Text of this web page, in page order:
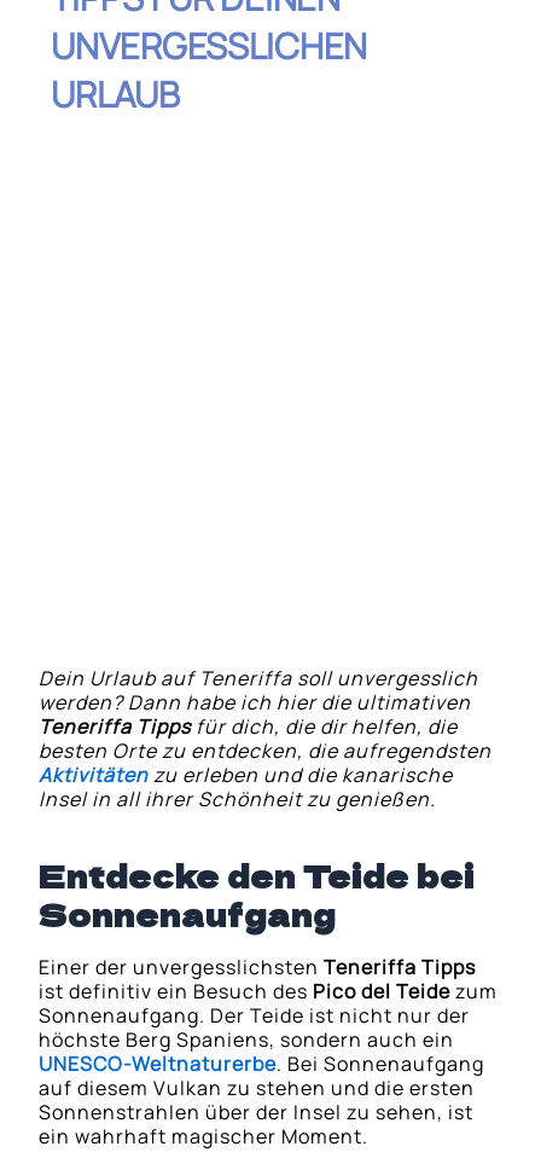
UNVERGESSLICHEN
URLAUB
Dein Urlaub auf Teneriffa soll unvergesslich
werden? Dann habe ich hier die ultimativen
Teneriffa Tippsfür dich, die dir helfen, die
besten Orte zu entdecken, die aufregendsten
Aktivitätenzu erleben und die kanarische
Insel in all ihrer Schönheit zu genießen.
Entdecke den Teide bei
Sonnenaufgang
Einer der unvergesslichstenTeneriffa Tipps
ist definitiv ein Besuch des Pico del Teidezum
Sonnenaufgang. Der Teide ist nicht nur der
höchste Berg Spaniens, sondern auch ein
UNESCO-Weltnaturerbe. Bei Sonnenaufgang
auf diesem Vulkan zu stehen und die ersten
Sonnenstrahlen über der Insel zu sehen, ist
ein wahrhaft magischer Moment.